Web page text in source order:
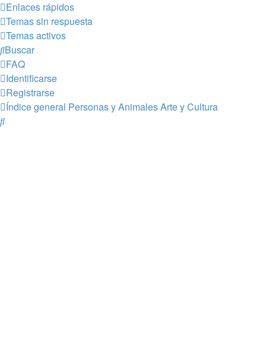
Enlaces rápidos
Temas sin respuesta
Temas activos
Buscar
FAQ
Identificarse
Registrarse
Índice general Personas y AnimalesArte y Cultura
Buscar